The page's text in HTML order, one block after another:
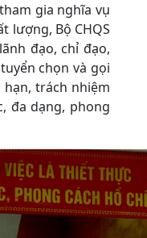
gia nghĩa vụ
lượng, Bộ CHQS
đạo, chỉ đạo,
chọn và gọi
hạn, trách nhiệm
đa dạng, phong